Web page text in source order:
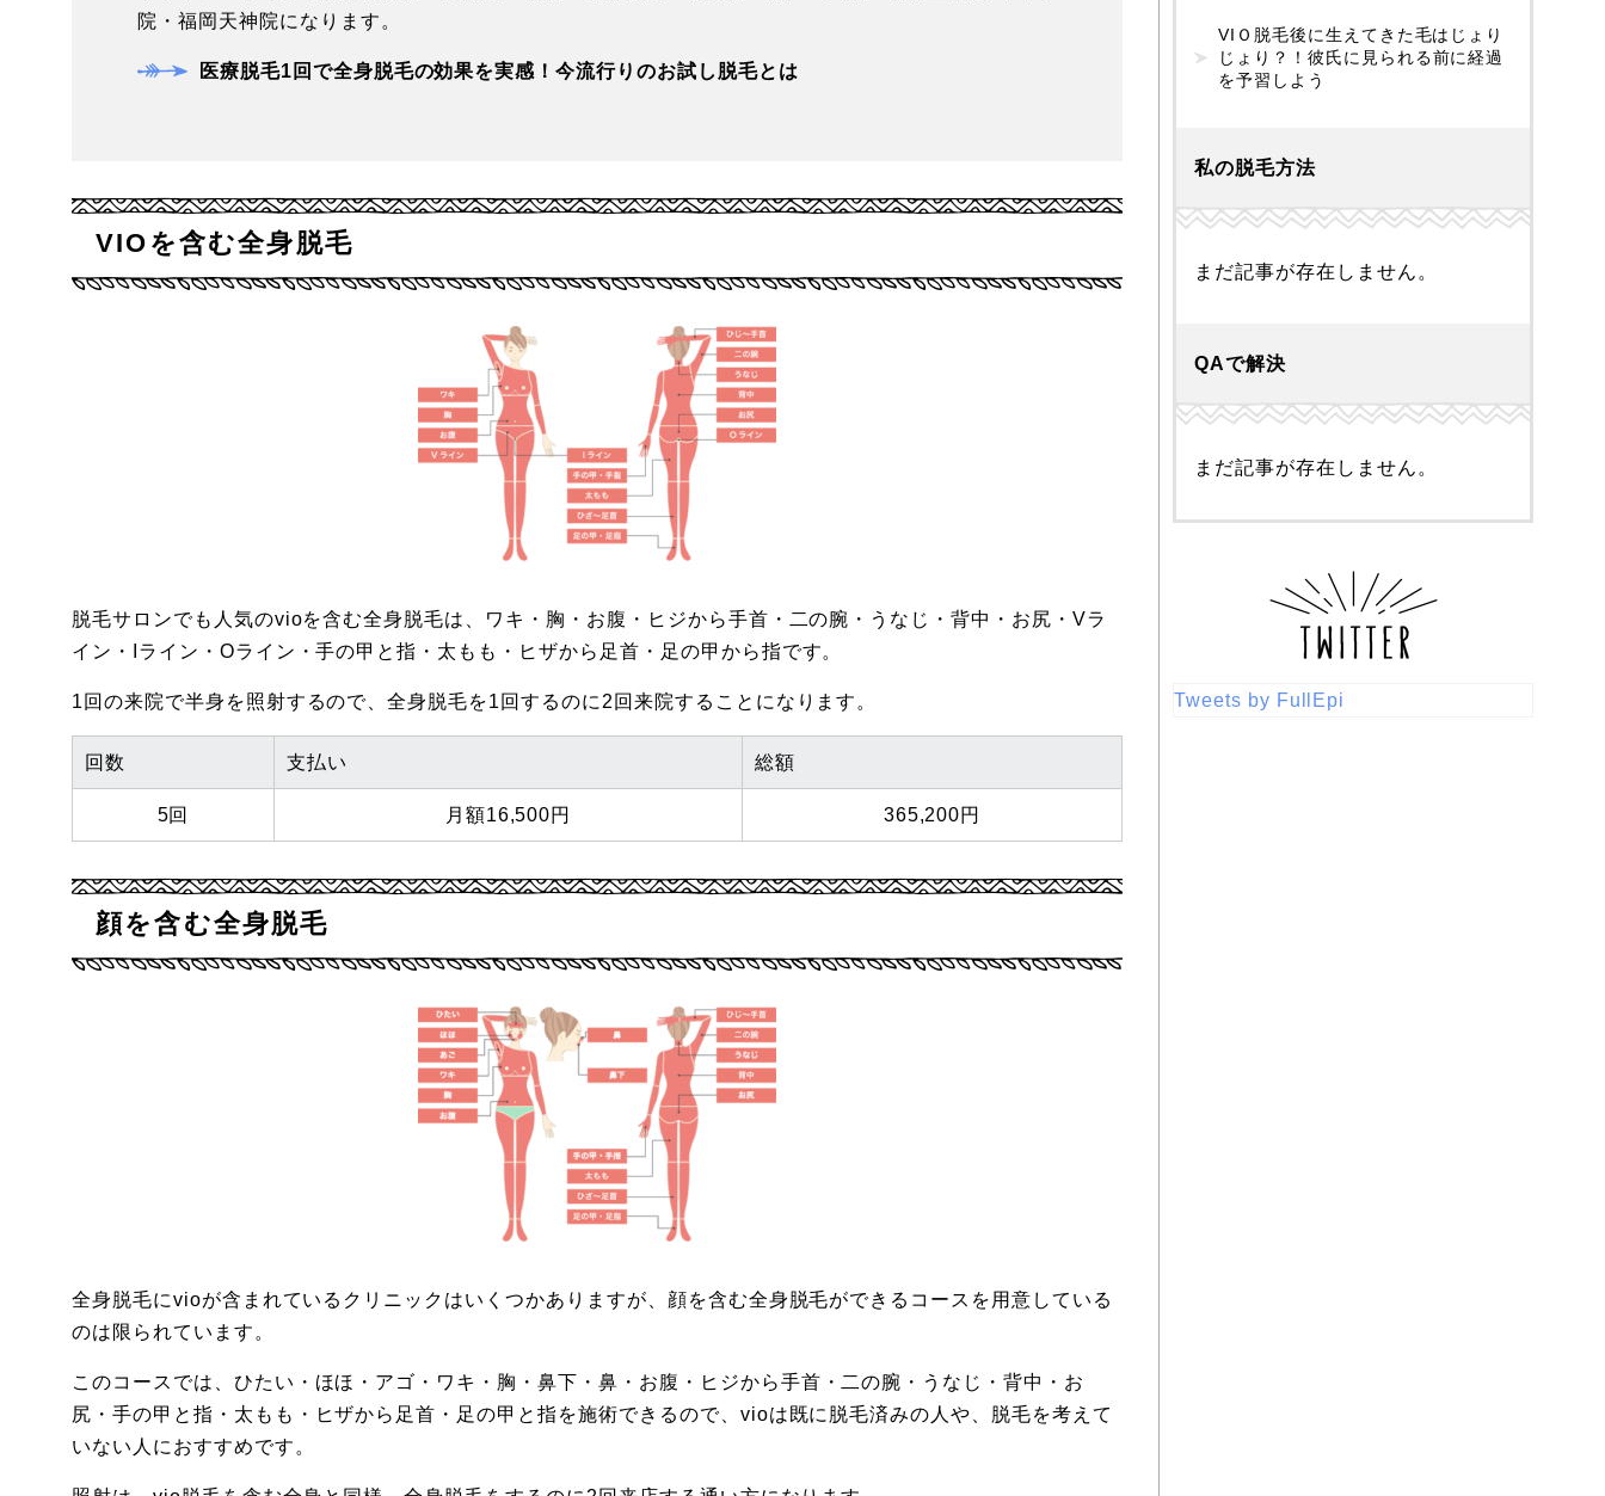
院・福岡天神院になります。
医療脱毛1回で全身脱毛の効果を実感！今流行りのお試し脱毛とは
VIOを含む全身脱毛
脱毛サロンでも人気のvioを含む全身脱毛は、ワキ・胸・お腹・ヒジから手首・二の腕・うなじ・背中・お尻・Vラ
イン・Iライン・Oライン・手の甲と指・太もも・ヒザから足首・足の甲から指です。
1回の来院で半身を照射するので、全身脱毛を1回するのに2回来院することになります。
回数 支払い 総額
5回 月額16,500円 365,200円
顔を含む全身脱毛
全身脱毛にvioが含まれているクリニックはいくつかありますが、顔を含む全身脱毛ができるコースを用意している
のは限られています。
このコースでは、ひたい・ほほ・アゴ・ワキ・胸・鼻下・鼻・お腹・ヒジから手首・二の腕・うなじ・背中・お
尻・手の甲と指・太もも・ヒザから足首・足の甲と指を施術できるので、vioは既に脱毛済みの人や、脱毛を考えて
いない人におすすめです。
VIＯ脱毛後に生えてきた毛はじょり
じょり？！彼氏に見られる前に経過
を予習しよう
私の脱毛方法
まだ記事が存在しません。
QAで解決
まだ記事が存在しません。
Tweets by FullEpi